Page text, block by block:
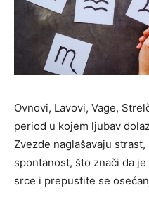
Ovnovi, Lavovi, Vage,
period u kojem ljubav
Zvezde naglašavaju
spontanost, što znači da
srce i prepustite se